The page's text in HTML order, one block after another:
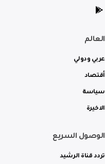
العالم
عربي ودولي
أقتصاد
سياسة
الاخيرة
الوصول السريع
تردد قناة الرشيد